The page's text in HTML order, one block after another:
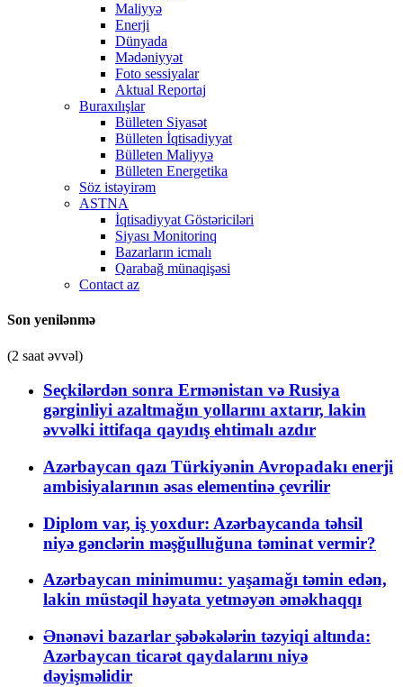
Maliyyə
Enerji
Dünyada
Mədəniyyət
Foto sessiyalar
Aktual Reportaj
Buraxılışlar
Bülleten Siyasət
Bülleten İqtisadiyyat
Bülleten Maliyyə
Bülleten Energetika
Söz istəyirəm
ASTNA
İqtisadiyyat Göstəriciləri
Siyası Monitorinq
Bazarların icmalı
Qarabağ münaqişəsi
Contact az
Son yenilənmə
(2 saat əvvəl)
Seçkilərdən sonra Ermənistan və Rusiya
gərginliyi azaltmağın yollarını axtarır, lakin
əvvəlki ittifaqa qayıdış ehtimalı azdır
Azərbaycan qazı Türkiyənin Avropadakı enerji
ambisiyalarının əsas elementinə çevrilir
Diplom var, iş yoxdur: Azərbaycanda təhsil
niyə gənclərin məşğulluğuna təminat vermir?
Azərbaycan minimumu: yaşamağı təmin edən,
lakin müstəqil həyata yetməyən əməkhaqqı
Ənənəvi bazarlar şəbəkələrin təzyiqi altında:
Azərbaycan ticarət qaydalarını niyə
dəyişməlidir